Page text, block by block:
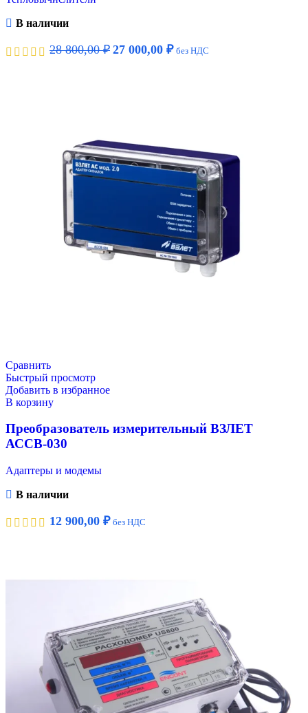
В наличии
28 800,00₽ 27 000,00 ₽ без НДС
Сравнить
Быстрый просмотр
Добавить в избранное
В корзину
Преобразователь измерительный ВЗЛЕТ
АССВ-030
Адаптеры и модемы
В наличии
12 900,00 ₽ без НДС